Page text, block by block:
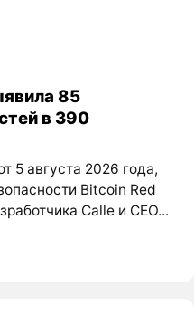
85
в 390
5 августа 2026 года,
Bitcoin Red
Calle и CEO...